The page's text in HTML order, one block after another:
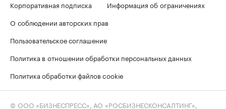
Корпоративная подписка
Информация об ограничениях
О соблюдении авторских прав
Пользовательское соглашение
Политика в отношении обработки персональных данных
Политика обработки файлов cookie
© ООО «БИЗНЕСПРЕСС», АО «РОСБИЗНЕСКОНСАЛТИНГ»,